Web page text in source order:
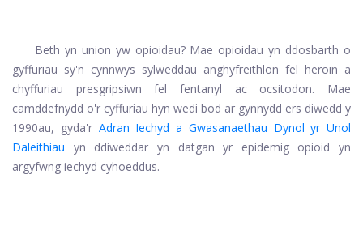
Beth yn union yw opioidau? Mae opioidau yn ddosbarth o
gyffuriau sy'n cynnwys sylweddau anghyfreithlon fel heroin a
chyffuriau presgripsiwn fel fentanyl ac ocsitodon. Mae
camddefnydd o'r cyffuriau hyn wedi bod ar gynnydd ers diwedd y
1990au, gyda'r Adran Iechyd a Gwasanaethau Dynol yr Unol
Daleithiau
yn ddiweddar yn datgan yr epidemig opioid yn
argyfwng iechyd cyhoeddus.